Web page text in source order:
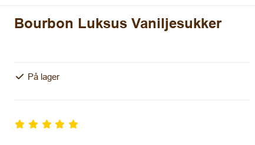
Bourbon Luksus Vaniljesukker
På lager